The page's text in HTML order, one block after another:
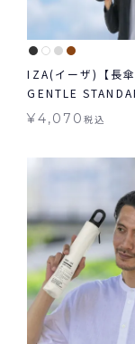
IZA(イーザ)【長傘
GENTLE
トルスタンダード
¥4,070税込